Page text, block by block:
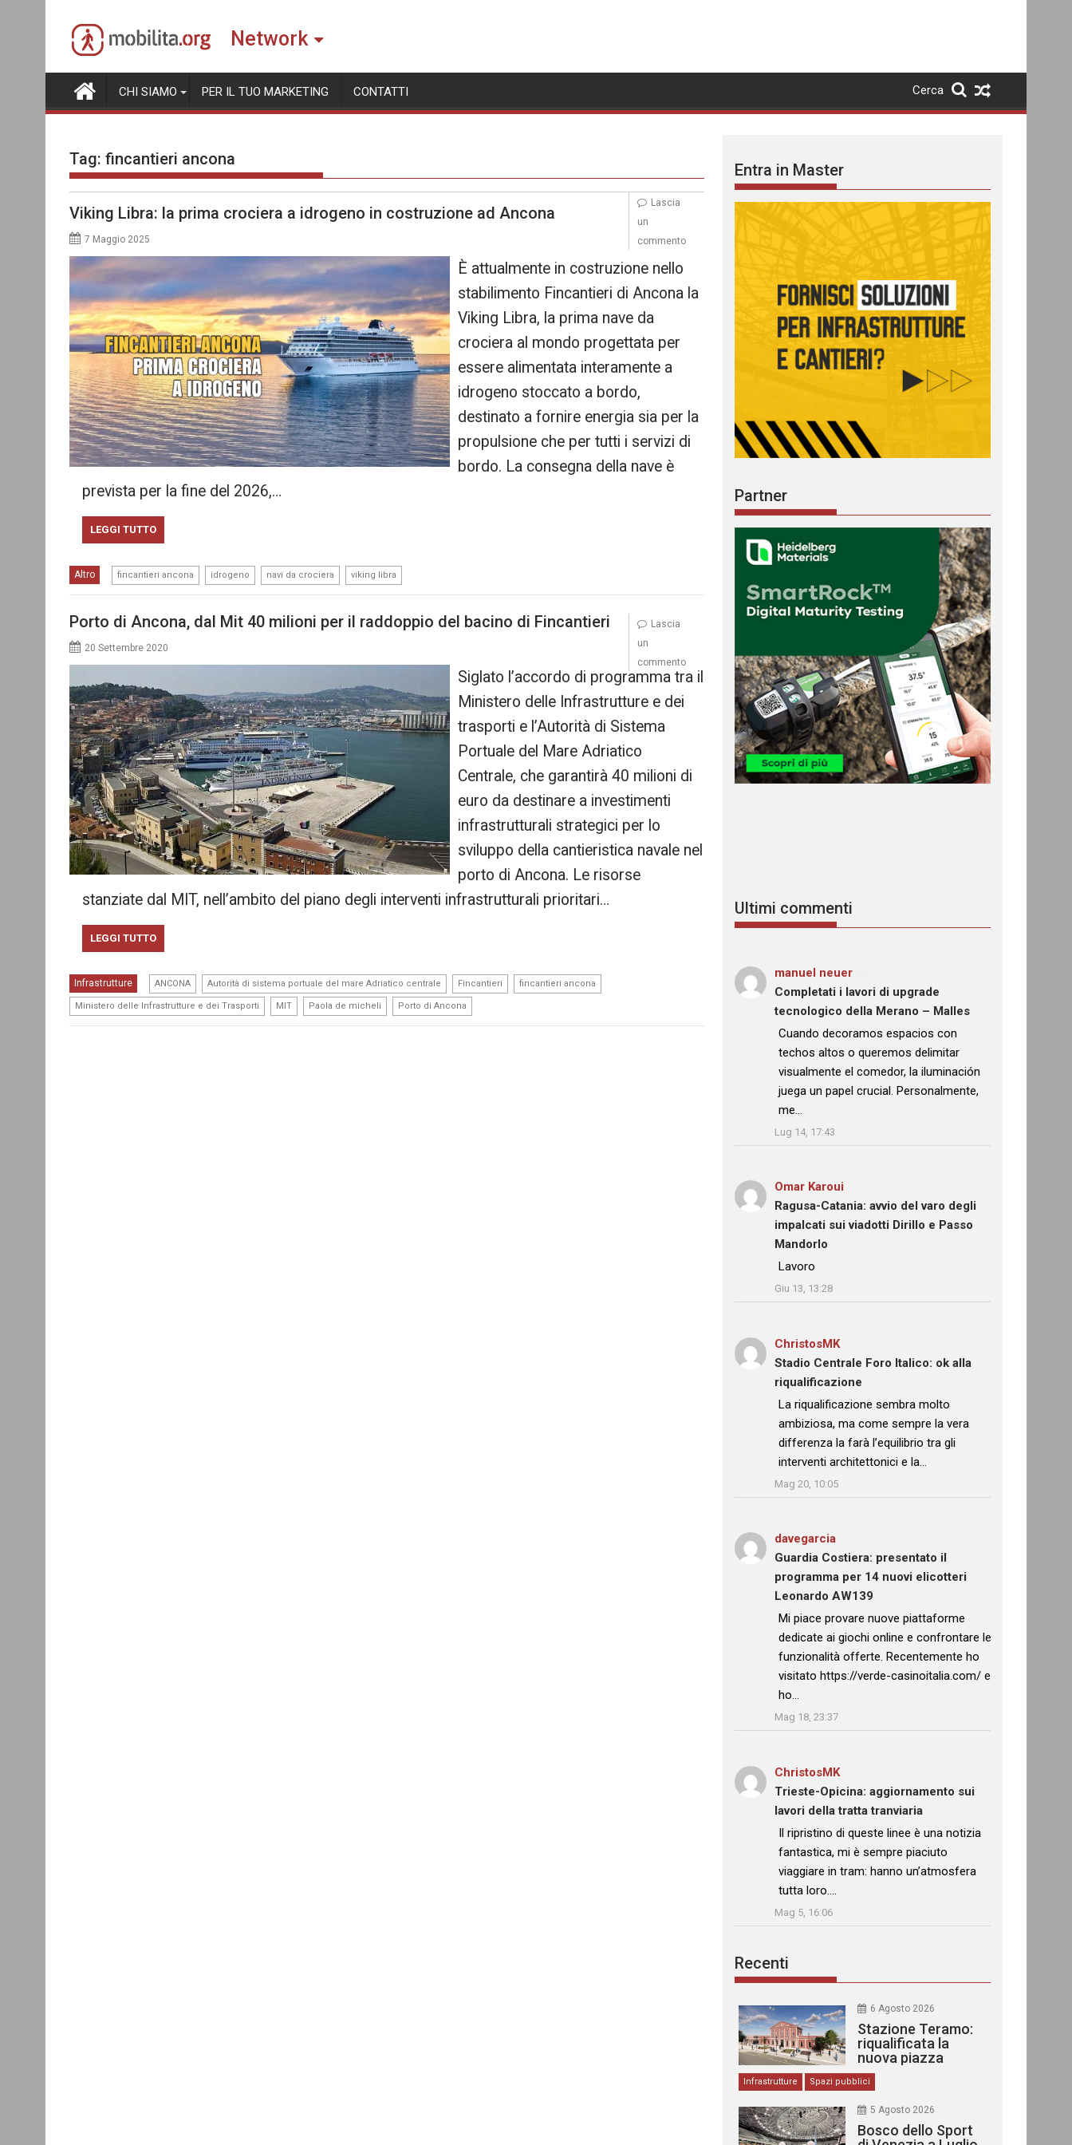
content
Network
CHI SIAMO PER IL TUO MARKETING CONTATTI Cerca
Tag: fincantieri ancona
Viking Libra: la prima crociera a idrogeno in costruzione ad Ancona
7 Maggio 2025
È attualmente in costruzione nello
stabilimento Fincantieri di Ancona la
Viking Libra, la prima nave da
crociera al mondo progettata per
essere alimentata interamente a
idrogeno stoccato a bordo,
destinato a fornire energia sia per la
propulsione che per tutti i servizi di
bordo. La consegna della nave è
prevista per la fine del 2026,…
LEGGI TUTTO
Altro fincantieri ancona idrogeno navi da crociera viking libra
Lascia
un
commento
Porto di Ancona, dal Mit 40 milioni per il raddoppio del bacino di Fincantieri
20 Settembre 2020
Siglato l’accordo di programma tra il
Ministero delle Infrastrutture e dei
trasporti e l’Autorità di Sistema
Portuale del Mare Adriatico
Centrale, che garantirà 40 milioni di
euro da destinare a investimenti
infrastrutturali strategici per lo
sviluppo della cantieristica navale nel
porto di Ancona. Le risorse
stanziate dal MIT, nell’ambito del piano degli interventi infrastrutturali prioritari…
LEGGI TUTTO
Infrastrutture ANCONA Autorità di sistema portuale del mare Adriatico centrale Fincantieri fincantieri ancona
Ministero delle Infrastrutture e dei Trasporti MIT Paola de micheli Porto di Ancona
Lascia
un
commento
Entra in Master
Partner
Ultimi commenti
manuel neuer
Completati i lavori di upgrade
tecnologico della Merano – Malles
: “
Cuando decoramos espacios con
techos altos o queremos delimitar
visualmente el comedor, la iluminación
juega un papel crucial. Personalmente,
me…
Lug 14, 17:43
Omar Karoui
Ragusa-Catania: avvio del varo degli
impalcati sui viadotti Dirillo e Passo
Mandorlo
: “Lavoro
Giu 13, 13:28
ChristosMKsu
Stadio Centrale Foro Italico: ok alla
riqualificazione
: “La riqualificazione sembra molto
ambiziosa, ma come sempre la vera
differenza la farà l’equilibrio tra gli
interventi architettonici e la…
Mag 20, 10:05
davegarcia
Guardia Costiera: presentato il
programma per 14 nuovi elicotteri
Leonardo AW139
: “
Mi piace provare nuove piattaforme
dedicate ai giochi online e confrontare le
funzionalità offerte. Recentemente ho
visitato https://verde-casinoitalia.com/ e
ho…
Mag 18, 23:37
ChristosMKsu
Trieste-Opicina: aggiornamento sui
lavori della tratta tranviaria
: “
Il ripristino di queste linee è una notizia
fantastica, mi è sempre piaciuto
viaggiare in tram: hanno un’atmosfera
tutta loro.…
Mag 5, 16:06
Recenti
6 Agosto 2026
Stazione Teramo:
riqualificata la
nuova piazza
urbana
Infrastrutture Spazi pubblici
5 Agosto 2026
Bosco dello Sport